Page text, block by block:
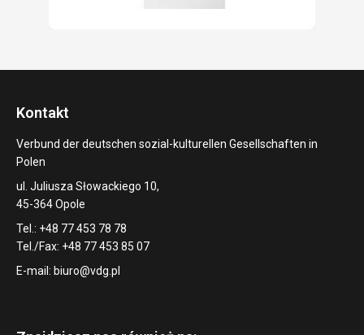
Kontakt
Verbund der deutschen sozial-kulturellen Gesellschaften in
Polen
ul. Juliusza Słowackiego 10,
45-364 Opole
Tel.: +48 77 453 78 78
Tel./Fax: +48 77 453 85 07
E-mail: biuro@vdg.pl